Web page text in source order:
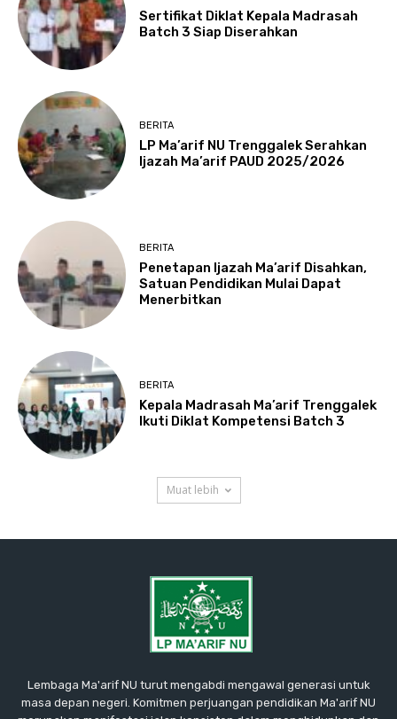
Sertifikat Diklat Kepala Madrasah
Batch 3 Siap Diserahkan
BERITA
LP Ma’arif NU Trenggalek Serahkan
Ijazah Ma’arif PAUD 2025/2026
BERITA
Penetapan Ijazah Ma’arif Disahkan,
Satuan Pendidikan Mulai Dapat
Menerbitkan
BERITA
Kepala Madrasah Ma’arif Trenggalek
Ikuti Diklat Kompetensi Batch 3
Muat lebih
Lembaga Ma'arif NU turut mengabdi mengawal generasi untuk
masa depan negeri. Komitmen perjuangan pendidikan Ma'arif NU